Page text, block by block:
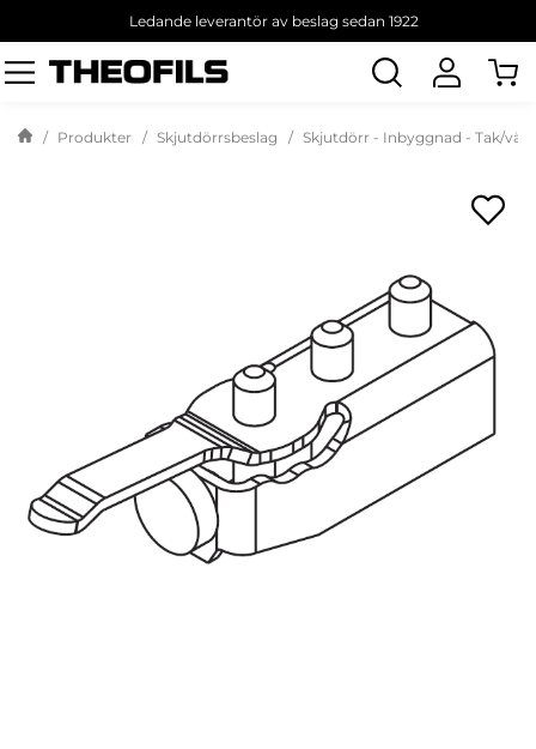
Ledande leverantör av beslag sedan 1922
Sök
produkt
Produkter Skjutdörrsbeslag Skjutdörr - Inbyggnad - Tak/